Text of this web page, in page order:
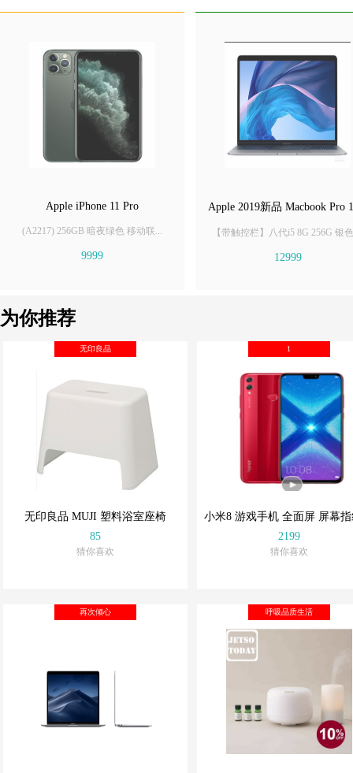
Apple iPhone 11 Pro
(A2217) 256GB 暗夜绿色 移动联...
9999
Apple 2019新品 Macbook Pro
【带触控栏】八代i5 8G 256G 银
12999
为你推荐
无印良品
无印良品 MUJI 塑料浴室座椅
85
猜你喜欢
云游精选
1
小米8 游戏手机 全面屏 屏幕
2199
猜你喜欢
云游精选
再次倾心 呼吸品质生活